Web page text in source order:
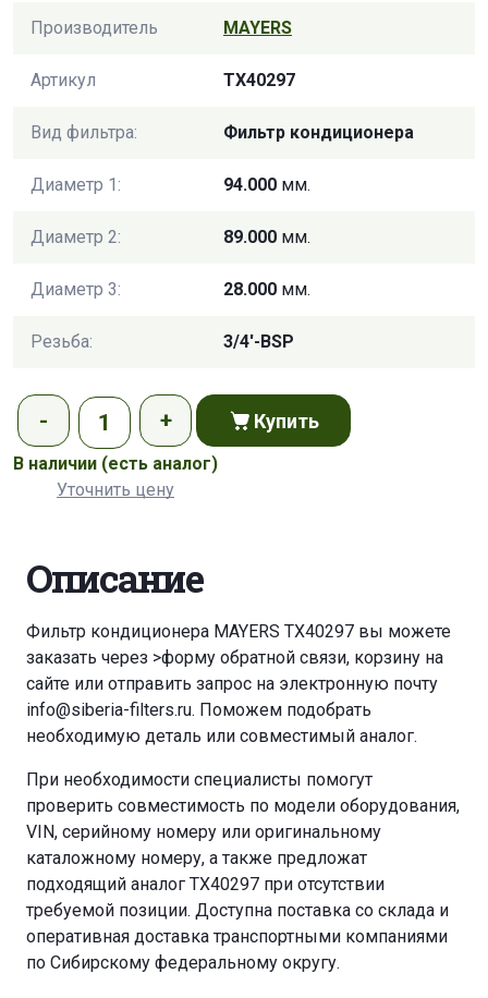
Производитель MAYERS
Артикул TX40297
Вид фильтра: Фильтр кондиционера
Диаметр 1: 94.000 мм.
Диаметр 2: 89.000 мм.
Диаметр 3: 28.000 мм.
Резьба: 3/4'-BSP
Купить
В наличии (есть аналог)
Уточнить цену
Описание
Фильтр кондиционера MAYERS TX40297 вы можете
заказать через >форму обратной связи, корзину на
сайте или отправить запрос на электронную почту
info@siberia-filters.ru. Поможем подобрать
необходимую деталь или совместимый аналог.
При необходимости специалисты помогут
проверить совместимость по модели оборудования,
VIN, серийному номеру или оригинальному
каталожному номеру, а также предложат
подходящий аналог TX40297 при отсутствии
требуемой позиции. Доступна поставка со склада и
оперативная доставка транспортными компаниями
по Сибирскому федеральному округу.